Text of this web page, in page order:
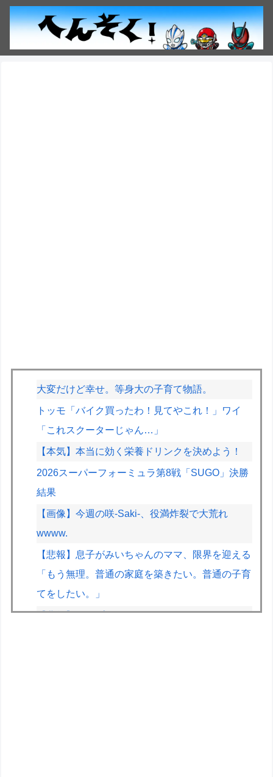
大変だけど幸せ。等身大の子育て物語。
トッモ「バイク買ったわ！見てやこれ！」ワイ
「これスクーターじゃん…」
【本気】本当に効く栄養ドリンクを決めよう！
2026スーパーフォーミュラ第8戦「SUGO」決勝
結果
【画像】今週の咲-Saki-、役満炸裂で大荒れ
wwww.
【悲報】息子がみいちゃんのママ、限界を迎える
「もう無理。普通の家庭を築きたい。普通の子育
てをしたい。」
【悲報】人気プロゲーマーと結婚したグラドル、